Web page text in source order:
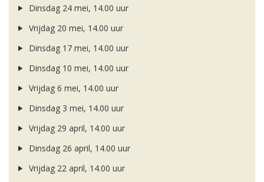
Dinsdag 24 mei, 14.00 uur
Vrijdag 20 mei, 14.00 uur
Dinsdag 17 mei, 14.00 uur
Dinsdag 10 mei, 14.00 uur
Vrijdag 6 mei, 14.00 uur
Dinsdag 3 mei, 14.00 uur
Vrijdag 29 april, 14.00 uur
Dinsdag 26 april, 14.00 uur
Vrijdag 22 april, 14.00 uur